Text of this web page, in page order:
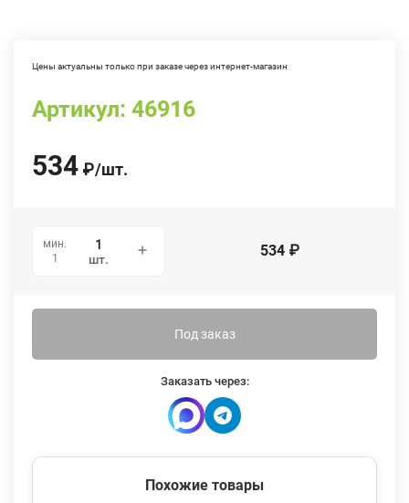
Цены актуальны только при заказе через интернет-магазин
Артикул: 46916
534 ₽/шт.
мин.
1
шт. 534 ₽
Под заказ
Заказать через:
Похожие товары